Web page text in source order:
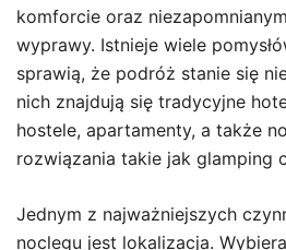
komforcie oraz
wyprawy. Istnieje wiele
sprawią, że podróż stanie się
nich znajdują się tradycyjne
hostele, apartamenty, a także
rozwiązania takie jak glamping
Jednym z najważniejszych
noclegu jest lokalizacja.